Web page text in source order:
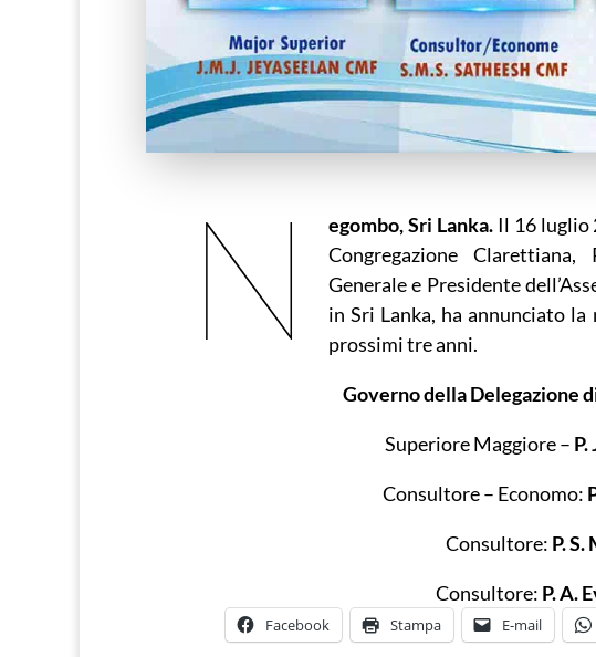
N egombo, Sri Lanka.Il 16 luglio
Congregazione
Generale e Presidente
in Sri Lanka, ha annunciato la
prossimi tre anni.
Governo della Delegazione
Superiore Maggiore –
Consultore – Economo:
Consultore: P.
Consultore: P. A.
Facebook Stampa E-mail